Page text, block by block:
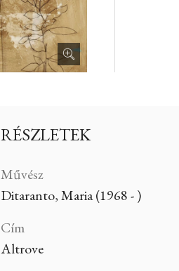
RÉSZLETEK
Művész
Ditaranto, Maria (1968 - )
Cím
Altrove